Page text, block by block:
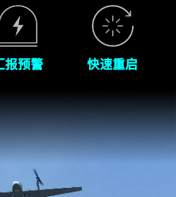
报预警 快速重启